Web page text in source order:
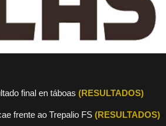
final en táboas(RESULTADOS)
frente ao Trepalio FS (RESULTADOS)